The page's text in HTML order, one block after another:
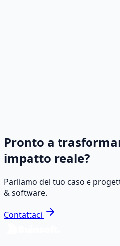
Pronto a
impatto reale?
Parliamo del tuo caso e
& software.
Contattaci